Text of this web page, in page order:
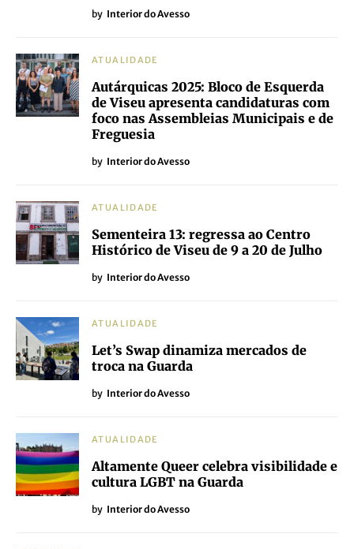
by Interior do Avesso
ATUALIDADE
Autárquicas 2025: Bloco de Esquerda
de Viseu apresenta candidaturas com
foco nas Assembleias Municipais e de
Freguesia
by Interior do Avesso
ATUALIDADE
Sementeira 13: regressa ao Centro
Histórico de Viseu de 9 a 20 de Julho
by Interior do Avesso
ATUALIDADE
Let’s Swap dinamiza mercados de
troca na Guarda
by Interior do Avesso
ATUALIDADE
Altamente Queer celebra visibilidade e
cultura LGBT na Guarda
by Interior do Avesso